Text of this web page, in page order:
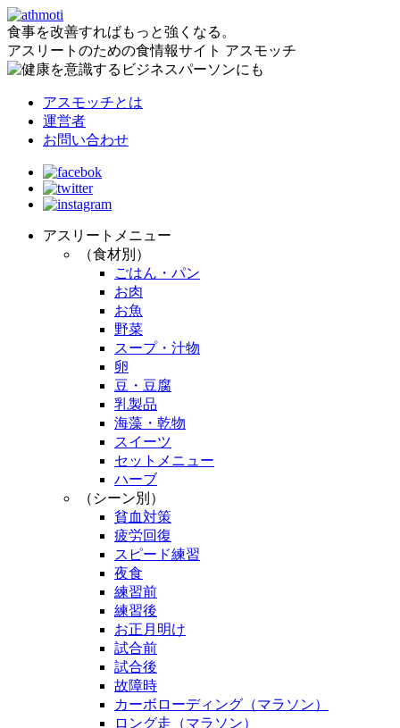
食事を改善すればもっと強くなる。
アスリートのための食情報サイト アスモッチ
アスモッチとは
運営者
お問い合わせ
アスリートメニュー
（食材別）
ごはん・パン
お肉
お魚
野菜
スープ・汁物
卵
豆・豆腐
乳製品
海藻・乾物
スイーツ
セットメニュー
ハーブ
（シーン別）
貧血対策
疲労回復
スピード練習
夜食
練習前
練習後
お正月明け
試合前
試合後
故障時
カーボローディング（マラソン）
ロング走（マラソン）